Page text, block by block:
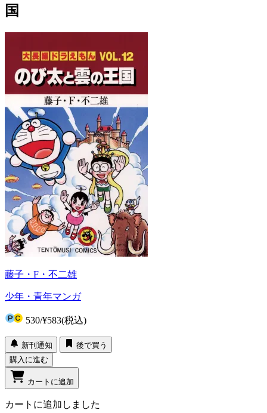
国
藤子・F・不二雄
少年・青年マンガ
530/¥583(税込)
新刊通知
後で買う
購入に進む
カートに追加
カートに追加しました